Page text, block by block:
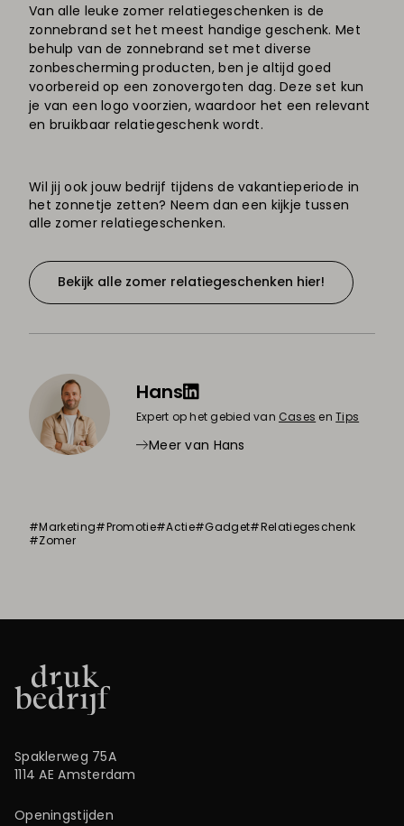
Van alle leuke zomer relatiegeschenken is de
zonnebrand set het meest handige geschenk. Met
behulp van de zonnebrand set met diverse
zonbescherming producten, ben je altijd goed
voorbereid op een zonovergoten dag. Deze set kun
je van een logo voorzien, waardoor het een relevant
en bruikbaar relatiegeschenk wordt.
Wil jij ook jouw bedrijf tijdens de vakantieperiode in
het zonnetje zetten? Neem dan een kijkje tussen
alle zomer relatiegeschenken.
Bekijk alle zomer relatiegeschenken hier!
Hans
Expert op het gebied van Cases enTips
Meer van Hans
#Marketing#Promotie#Actie#Gadget#Relatiegeschenk
#Zomer
Spaklerweg 75A
1114 AE Amsterdam
Openingstijden